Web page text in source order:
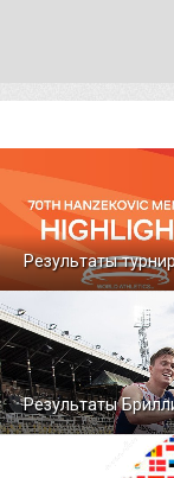
Результаты
Результаты